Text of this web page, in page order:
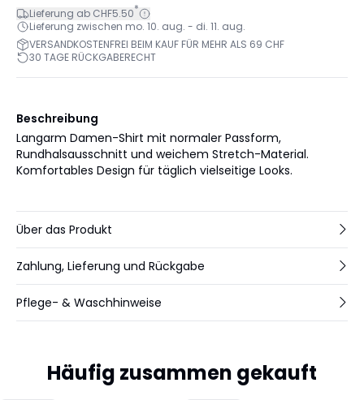
Lieferung ab CHF5.50*
Lieferung zwischen mo. 10. aug. - di. 11. aug.
VERSANDKOSTENFREI BEIM KAUF FÜR MEHR ALS 69 CHF
30 TAGE RÜCKGABERECHT
Beschreibung
Langarm Damen-Shirt mit normaler Passform,
Rundhalsausschnitt und weichem Stretch-Material.
Komfortables Design für täglich vielseitige Looks.
Über das Produkt
Zahlung, Lieferung und Rückgabe
Pflege- & Waschhinweise
Häufig zusammen gekauft